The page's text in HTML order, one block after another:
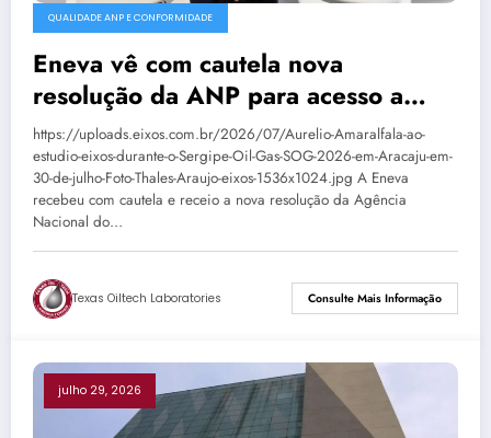
QUALIDADE ANP E CONFORMIDADE
Eneva vê com cautela nova
resolução da ANP para acesso a
terminais de GNL
https://uploads.eixos.com.br/2026/07/Aurelio-Amaralfala-ao-
estudio-eixos-durante-o-Sergipe-Oil-Gas-SOG-2026-em-Aracaju-em-
30-de-julho-Foto-Thales-Araujo-eixos-1536x1024.jpg A Eneva
recebeu com cautela e receio a nova resolução da Agência
Nacional do…
Texas Oiltech Laboratories Consulte Mais Informação
julho 29, 2026